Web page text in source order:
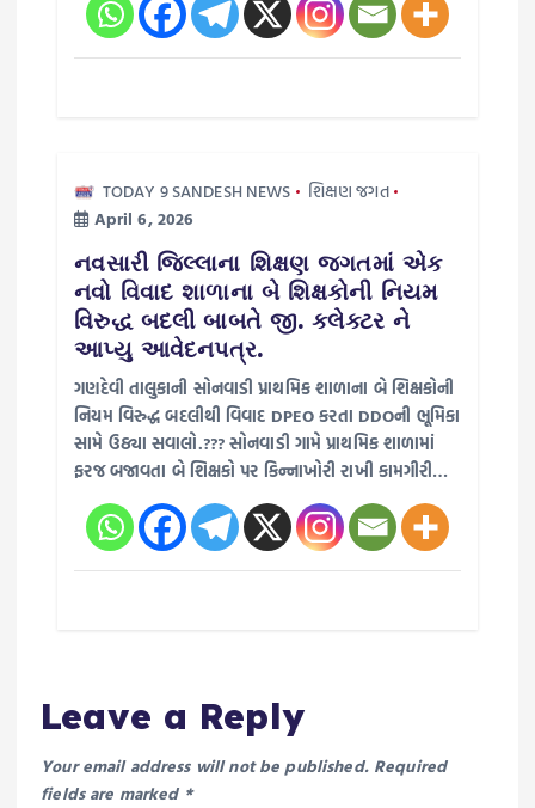
TODAY 9 SANDESH NEWS
શિક્ષણ જગત
April 6, 2026
નવસારી જિલ્લાના શિક્ષણ જગતમાં એક
નવો વિવાદ શાળાના બે શિક્ષકોની નિયમ
વિરુદ્ધ બદલી બાબતે જી. કલેક્ટર ને
આપ્યુ આવેદનપત્ર.
ગણદેવી તાલુકાની સોનવાડી પ્રાથમિક શાળાના બે શિક્ષકોની
નિયમ વિરુદ્ધ બદલીથી વિવાદ DPEO કરતા DDOની ભૂમિકા
સામે ઉઠ્યા સવાલો.??? સોનવાડી ગામે પ્રાથમિક શાળામાં
ફરજ બજાવતા બે શિક્ષકો પર કિન્નાખોરી રાખી કામગીરી…
Leave a Reply
Your email address will not be published. Required
fields are marked *